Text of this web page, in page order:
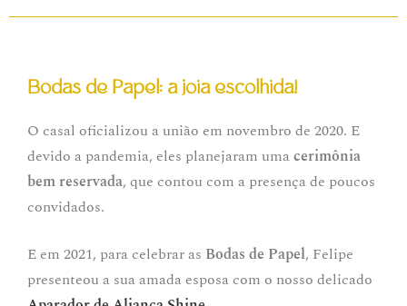
Bodas de Papel: a joia escolhida!
O casal oficializou a união em novembro de 2020. E
devido a pandemia, eles planejaram umacerimônia
bem reservada, que contou com a presença de poucos
convidados.
E em 2021, para celebrar as Bodas de Papel, Felipe
presenteou a sua amada esposa com o nosso delicado